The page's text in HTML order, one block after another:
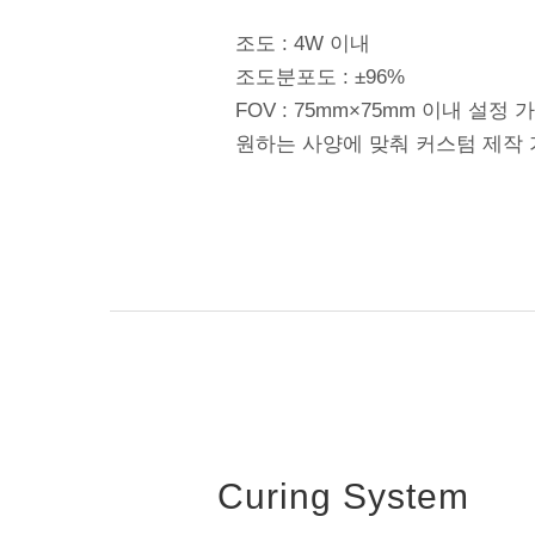
조도 : 4W 이내
조도분포도 : ±96%
FOV : 75mm×75mm 이내 설정
원하는 사양에 맞춰 커스텀 제작
Curing System